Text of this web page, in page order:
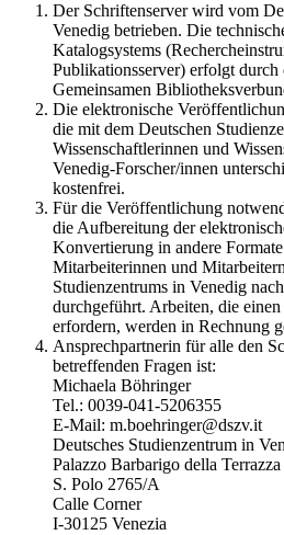
Der Schriftenserver wird vom
Venedig betrieben. Die
Katalogsystems
Publikationsserver) erfolgt durch
Gemeinsamen
Die elektronische
die mit dem Deutschen
Wissenschaftlerinnen und
Venedig-Forscher/innen
kostenfrei.
Für die Veröffentlichung
die Aufbereitung der
Konvertierung in andere
Mitarbeiterinnen und
Studienzentrums in Venedig
durchgeführt. Arbeiten, die
erfordern, werden in Rechnung
Ansprechpartnerin für alle den
betreffenden Fragen ist:
Michaela Böhringer
Tel.: 0039-041-5206355
E-Mail: m.boehringer@dszv.it
Deutsches Studienzentrum in
Palazzo Barbarigo della Terrazza
S. Polo 2765/A
Calle Corner
I-30125 Venezia